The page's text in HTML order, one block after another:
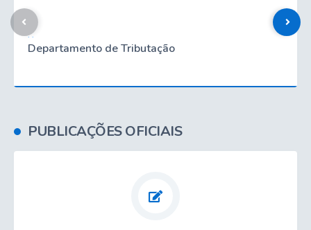
Departamento de Tributação
. .
PUBLICAÇÕES OFICIAIS